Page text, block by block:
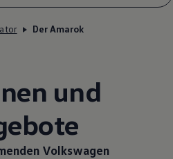
Der Amarok
und
Volkswagen